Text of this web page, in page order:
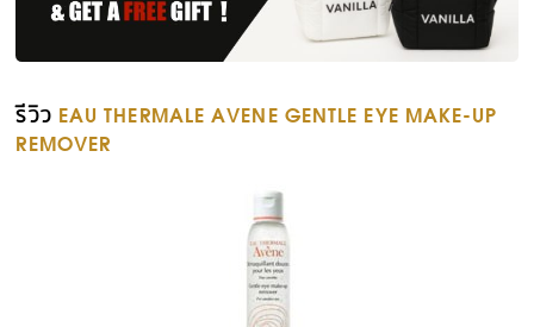
รีวิว EAU THERMALE AVENE GENTLE EYE MAKE-UP
REMOVER